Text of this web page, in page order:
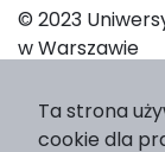
© 2023
w Warszawie
Platform &
Ta strona
cookie dla